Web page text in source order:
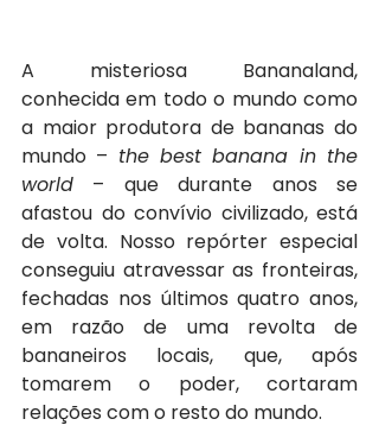
A misteriosa Bananaland,
conhecida em todo o mundo como
a maior produtora de bananas do
mundo – the best banana in the
world – que durante anos se
afastou do convívio civilizado, está
de volta. Nosso repórter especial
conseguiu atravessar as fronteiras,
fechadas nos últimos quatro anos,
em razão de uma revolta de
bananeiros locais, que, após
tomarem o poder, cortaram
relações com o resto do mundo.